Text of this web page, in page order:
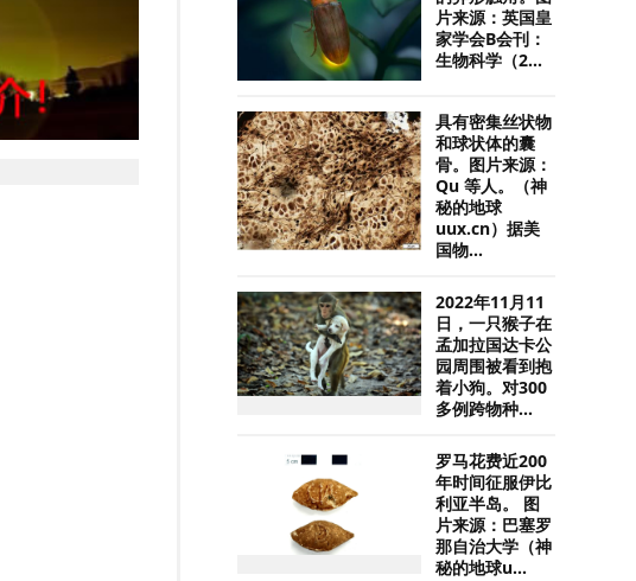
片来源：英国皇
家学会B会刊：
生物科学（2...
具有密集丝状物
和球状体的囊
骨。图片来源：
Qu 等人。（神
秘的地球
uux.cn）据美
国物...
2022年11月11
日，一只猴子在
孟加拉国达卡公
园周围被看到抱
着小狗。对300
多例跨物种...
罗马花费近200
年时间征服伊比
利亚半岛。 图
片来源：巴塞罗
那自治大学（神
秘的地球u...